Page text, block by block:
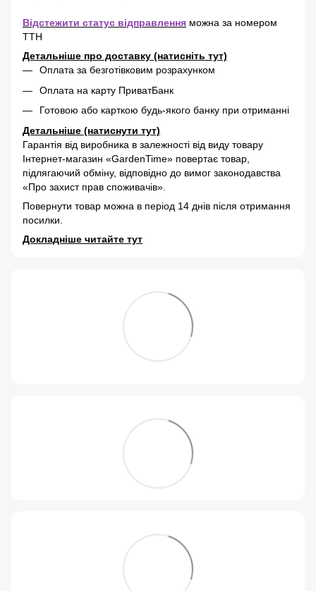
Відстежити статус відправлення можна за номером
ТТН
Детальніше про доставку (натисніть тут)
Оплата за безготівковим розрахунком
Оплата на карту ПриватБанк
Готовою або карткою будь-якого банку при отриманні
Детальніше (натиснути тут)
Гарантія від виробника в залежності від виду товару
Інтернет-магазин «GardenTime» повертає товар,
підлягаючий обміну, відповідно до вимог законодавства
«Про захист прав споживачів».
Повернути товар можна в період 14 днів після отримання
посилки.
Докладніше читайте тут